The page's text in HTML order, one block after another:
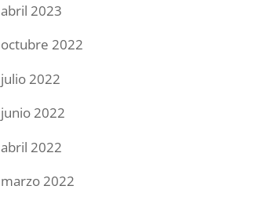
abril 2023
octubre 2022
julio 2022
junio 2022
abril 2022
marzo 2022